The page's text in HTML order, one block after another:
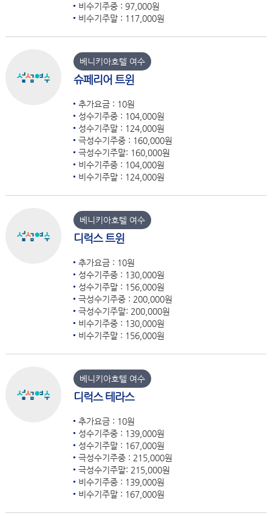
비수기주중 : 97,000원
비수기주말 : 117,000원
베니키아호텔 여수
슈페리어 트윈
추가요금 : 10원
성수기주중 : 104,000원
성수기주말 : 124,000원
극성수기주중 : 160,000원
극성수기주말: 160,000원
비수기주중 : 104,000원
비수기주말 : 124,000원
베니키아호텔 여수
디럭스 트윈
추가요금 : 10원
성수기주중 : 130,000원
성수기주말 : 156,000원
극성수기주중 : 200,000원
극성수기주말: 200,000원
비수기주중 : 130,000원
비수기주말 : 156,000원
베니키아호텔 여수
디럭스 테라스
추가요금 : 10원
성수기주중 : 139,000원
성수기주말 : 167,000원
극성수기주중 : 215,000원
극성수기주말: 215,000원
비수기주중 : 139,000원
비수기주말 : 167,000원